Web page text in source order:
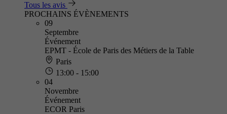
Tous les avis
PROCHAINS ÉVÈNEMENTS
09
Septembre
Événement
EPMT - École de Paris des Métiers de la Table
Paris
13:00 - 15:00
04
Novembre
Événement
ECOR Paris